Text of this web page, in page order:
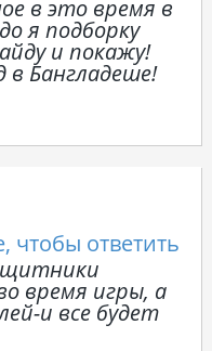
в это время в
я подборку
и покажу!
в Бангладеше!
чтобы ответить
время игры, а
и все будет